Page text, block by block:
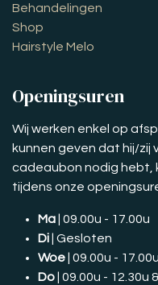
Behandelingen
Shop
Hairstyle Melo
Openingsuren
Wij werken enkel op
kunnen geven dat hij/zij
cadeaubon nodig hebt,
tijdens onze
Ma | 09.00u - 17.00u
Di | Gesloten
Woe | 09.00u - 17.00u
Do | 09.00u - 12.30u